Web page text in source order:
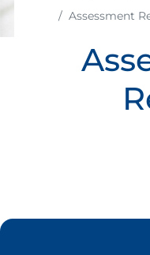
Assessment